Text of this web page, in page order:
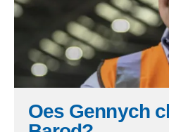
Oes Gennych